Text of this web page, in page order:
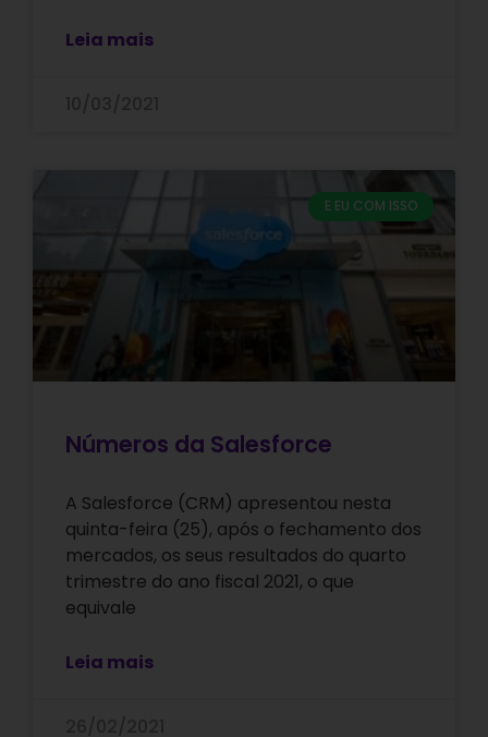
Leia mais
E EU COM ISSO
Números da Salesforce
A Salesforce (CRM) apresentou nesta
quinta-feira (25), após o fechamento dos
mercados, os seus resultados do quarto
trimestre do ano fiscal 2021, o que
equivale
Leia mais